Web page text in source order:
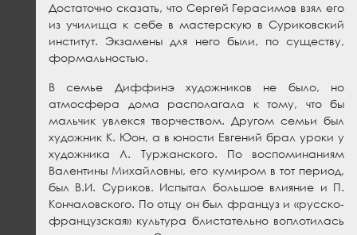
Достаточно сказать, что Сергей Герасимов взял его
из училища к себе в мастерскую в Суриковский
институт. Экзамены для него были, по существу,
формальностью.
В семье Диффинэ художников не было, но
атмосфера дома располагала к тому, что бы
мальчик увлекся творчеством. Другом семьи был
художник К. Юон, а в юности Евгений брал уроки у
художника Л. Туржанского. По воспоминаниям
Валентины Михайловны, его кумиром в тот период,
был В.И. Суриков. Испытал большое влияние и П.
Кончаловского. По отцу он был француз и «русско-
французская» культура блистательно воплотилась